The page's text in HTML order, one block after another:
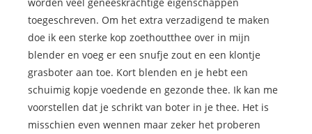
toegeschreven. Om het extra verzadigend te maken
doe ik een sterke kop zoethoutthee over in mijn
blender en voeg er een snufje zout en een klontje
grasboter aan toe. Kort blenden en je hebt een
schuimig kopje voedende en gezonde thee. Ik kan me
voorstellen dat je schrikt van boter in je thee. Het is
misschien even wennen maar zeker het proberen